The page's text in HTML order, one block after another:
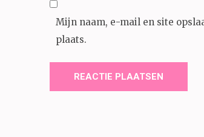
Mijn naam, e-mail en site
plaats.